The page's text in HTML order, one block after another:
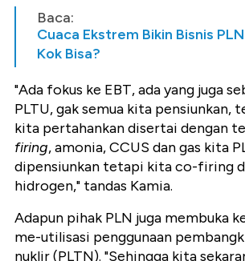
Baca:
Cuaca Ekstrem Bikin Bisnis
Kok Bisa?
"Ada fokus ke EBT, ada yang juga
PLTU, gak semua kita pensiunkan,
kita pertahankan disertai dengan
firing, amonia, CCUS dan gas kita
dipensiunkan tetapi kita co-firing
hidrogen," tandas Kamia.
Adapun pihak PLN juga membuka
me-utilisasi penggunaan
nuklir (PLTN). "Sehingga kita